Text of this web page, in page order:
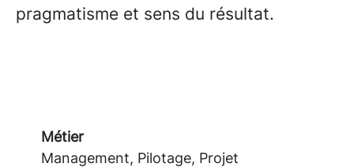
pragmatisme et sens du résultat.
Métier
Management, Pilotage, Projet